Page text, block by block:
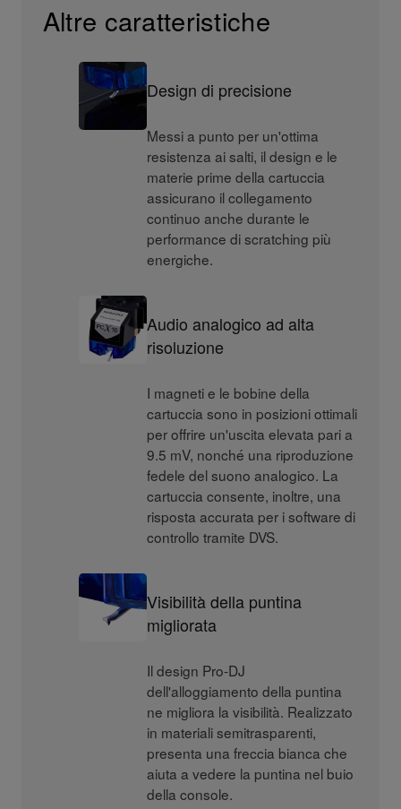
Altre caratteristiche
Design di precisione
Messi a punto per un'ottima
resistenza ai salti, il design e le
materie prime della cartuccia
assicurano il collegamento
continuo anche durante le
performance di scratching più
energiche.
Audio analogico ad alta
risoluzione
I magneti e le bobine della
cartuccia sono in posizioni ottimali
per offrire un'uscita elevata pari a
9.5 mV, nonché una riproduzione
fedele del suono analogico. La
cartuccia consente, inoltre, una
risposta accurata per i software di
controllo tramite DVS.
Visibilità della puntina
migliorata
Il design Pro-DJ
dell'alloggiamento della puntina
ne migliora la visibilità. Realizzato
in materiali semitrasparenti,
presenta una freccia bianca che
aiuta a vedere la puntina nel buio
della console.